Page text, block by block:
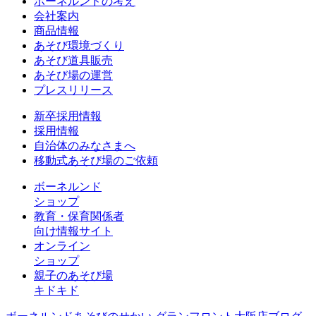
会社案内
商品情報
あそび環境づくり
あそび道具販売
あそび場の運営
プレスリリース
新卒採用情報
採用情報
自治体のみなさまへ
移動式あそび場のご依頼
ボーネルンド
ショップ
教育・保育関係者
向け情報サイト
オンライン
ショップ
親子のあそび場
キドキド